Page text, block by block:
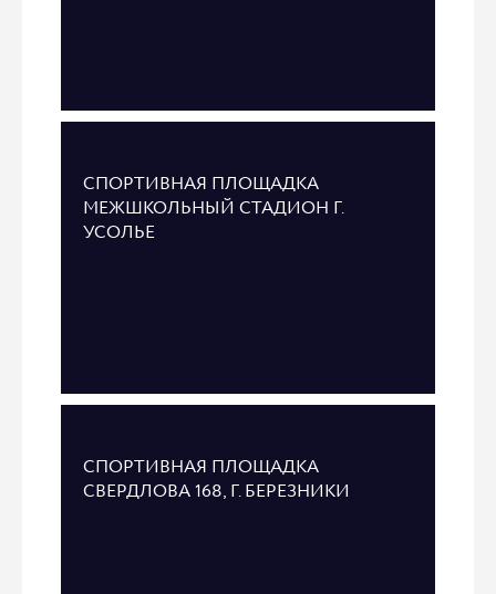
СПОРТИВНАЯ ПЛОЩАДКА
МЕЖШКОЛЬНЫЙ СТАДИОН Г.
УСОЛЬЕ
СПОРТИВНАЯ ПЛОЩАДКА
СВЕРДЛОВА 168, Г. БЕРЕЗНИКИ